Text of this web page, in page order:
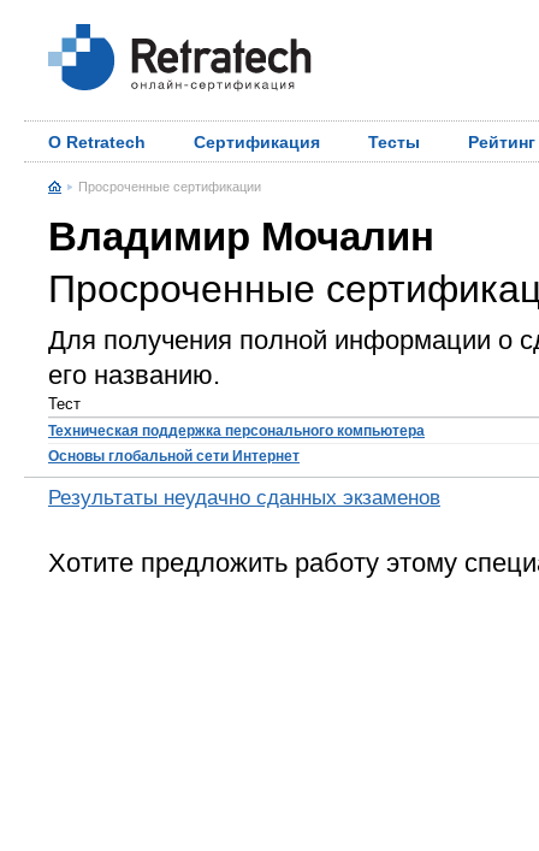
О Retratech Сертификация Тесты Рейтинг
Просроченные сертификации
Владимир Мочалин
Просроченные
Для получения полной информации о
его названию.
Тест
Техническая поддержка персонального компьютера
Основы глобальной сети Интернет
Результаты неудачно сданных экзаменов
Хотите предложить работу этому